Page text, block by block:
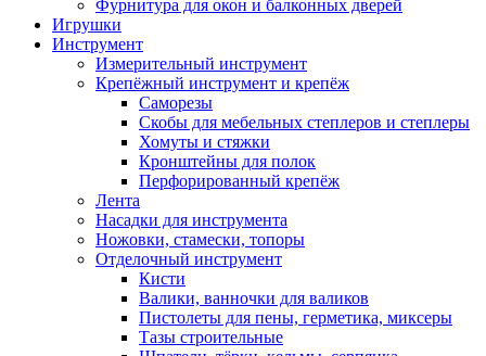
Фурнитура для окон и балконных дверей
Игрушки
Инструмент
Измерительный инструмент
Крепёжный инструмент и крепёж
Саморезы
Скобы для мебельных степлеров и степлеры
Хомуты и стяжки
Кронштейны для полок
Перфорированный крепёж
Лента
Насадки для инструмента
Ножовки, стамески, топоры
Отделочный инструмент
Кисти
Валики, ванночки для валиков
Пистолеты для пены, герметика, миксеры
Тазы строительные